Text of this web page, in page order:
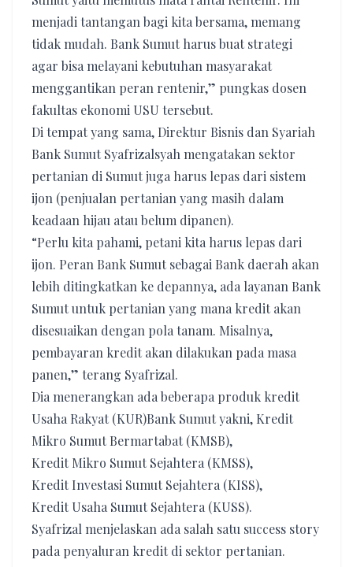
menjadi tantangan bagi kita bersama, memang
tidak mudah. Bank Sumut harus buat strategi
agar bisa melayani kebutuhan masyarakat
menggantikan peran rentenir,” pungkas dosen
fakultas ekonomi USU tersebut.
Di tempat yang sama, Direktur Bisnis dan Syariah
Bank Sumut Syafrizalsyah mengatakan sektor
pertanian di Sumut juga harus lepas dari sistem
ijon (penjualan pertanian yang masih dalam
keadaan hijau atau belum dipanen).
“Perlu kita pahami, petani kita harus lepas dari
ijon. Peran Bank Sumut sebagai Bank daerah akan
lebih ditingkatkan ke depannya, ada layanan Bank
Sumut untuk pertanian yang mana kredit akan
disesuaikan dengan pola tanam. Misalnya,
pembayaran kredit akan dilakukan pada masa
panen,” terang Syafrizal.
Dia menerangkan ada beberapa produk kredit
Usaha Rakyat (KUR)Bank Sumut yakni, Kredit
Mikro Sumut Bermartabat (KMSB),
Kredit Mikro Sumut Sejahtera (KMSS),
Kredit Investasi Sumut Sejahtera (KISS),
Kredit Usaha Sumut Sejahtera (KUSS).
Syafrizal menjelaskan ada salah satu success story
pada penyaluran kredit di sektor pertanian.